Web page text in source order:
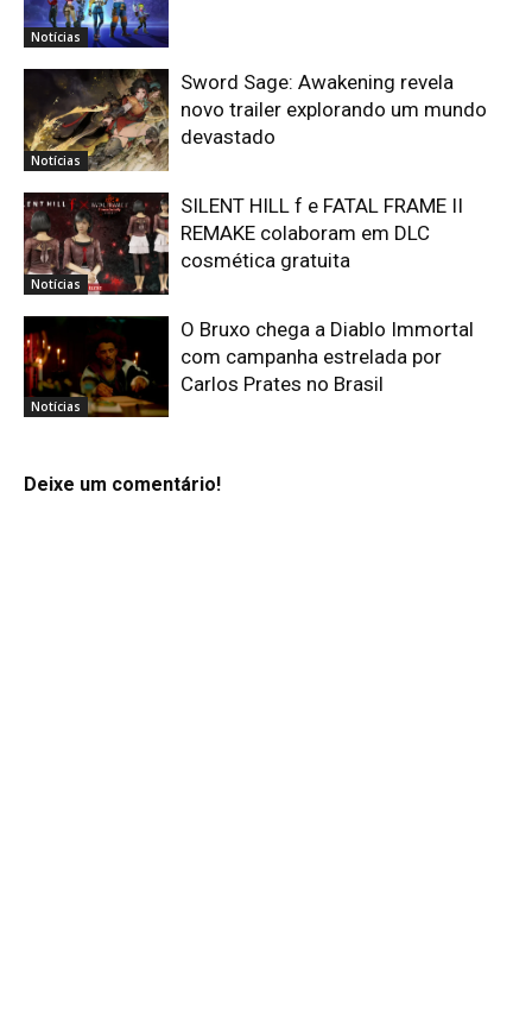
Notícias
Notícias
Sword Sage: Awakening revela
novo trailer explorando um mundo
devastado
Notícias
SILENT HILL f e FATAL FRAME II
REMAKE colaboram em DLC
cosmética gratuita
Notícias
O Bruxo chega a Diablo Immortal
com campanha estrelada por
Carlos Prates no Brasil
Deixe um comentário!